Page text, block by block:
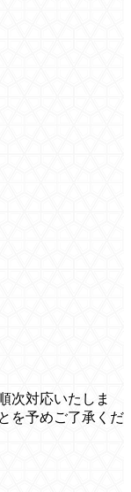
次対応いたしま
を予めご了承くだ